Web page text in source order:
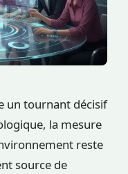
un tournant décisif
la mesure
reste
source de